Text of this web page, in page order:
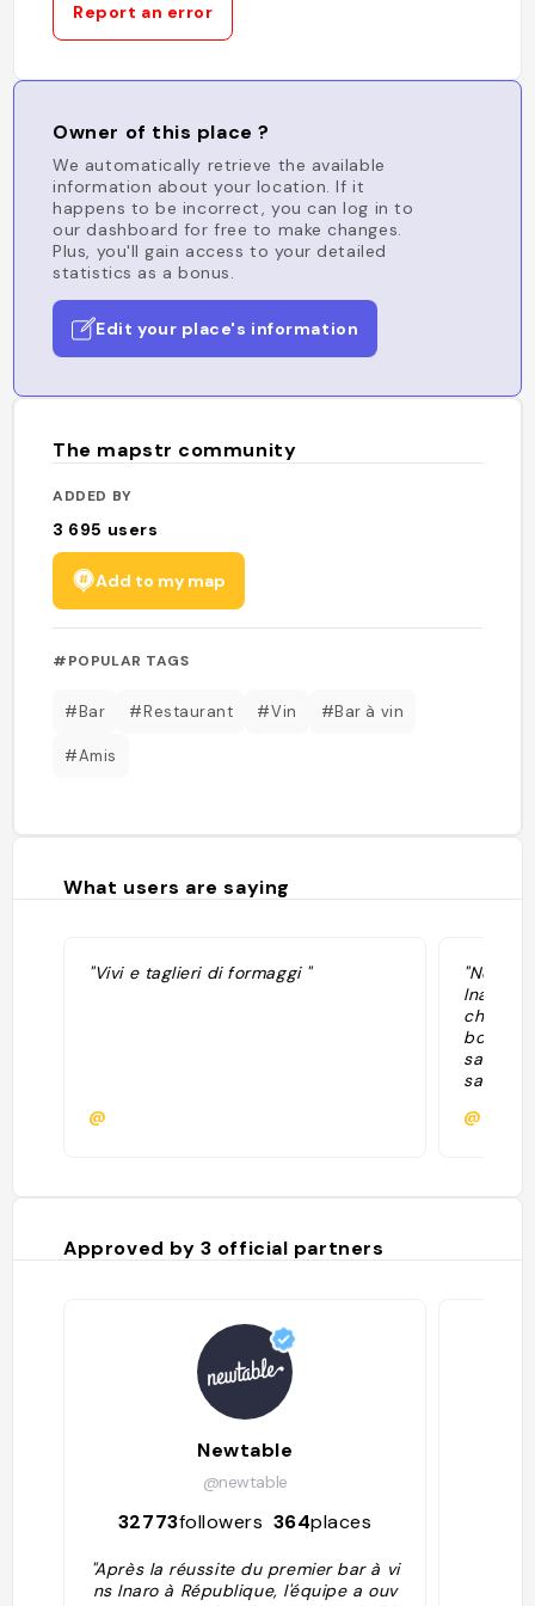
Report an error
Owner of this place ?
We automatically retrieve the available
information about your location. If it
happens to be incorrect, you can log in to
our dashboard for free to make changes.
Plus, you'll gain access to your detailed
statistics as a bonus.
Edit your place's information
The mapstr community
ADDED BY
3 695 users
Add to my map
#POPULAR TAGS
#Bar #Restaurant #Vin #Bar à vin
#Amis
What users are saying
"Vivi e taglieri di formaggi "
@
"Nel
Inaro è
che
salumi,
@
Approved by 3 official partners
Newtable
@newtable
32773followers 364places
"Après la réussite du premier bar à vi
ns Inaro à République, l'équipe a ouv